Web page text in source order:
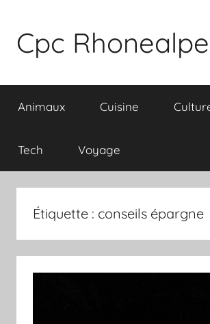
contenu
Cpc
Animaux Cuisine
Tech Voyage
Étiquette : conseils épargne